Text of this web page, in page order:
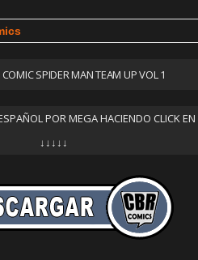
SPIDER MAN TEAM UP VOL 1
POR MEGA HACIENDO CLICK
↓↓↓↓↓